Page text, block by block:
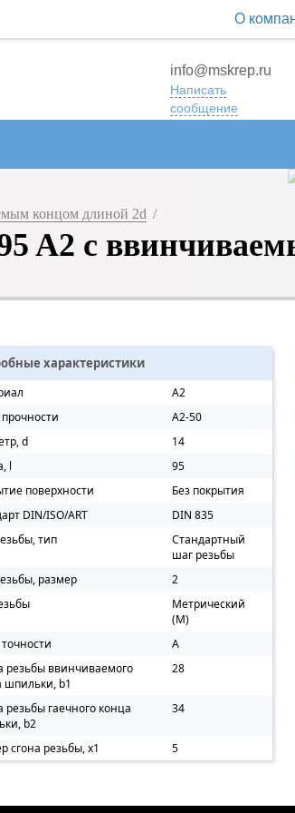
О
info@mskrep.ru
Написать
сообщение
концом длиной 2d /
A2 с
характеристики
A2
прочности
A2-50
d
14
l
95
поверхности
Без покрытия
DIN/ISO/ART
DIN 835
тип
Стандартный
шаг резьбы
размер
2
Метрический
(M)
A
резьбы ввинчиваемого
шпильки, b1
28
резьбы гаечного конца
b2
34
сгона резьбы, х1 5